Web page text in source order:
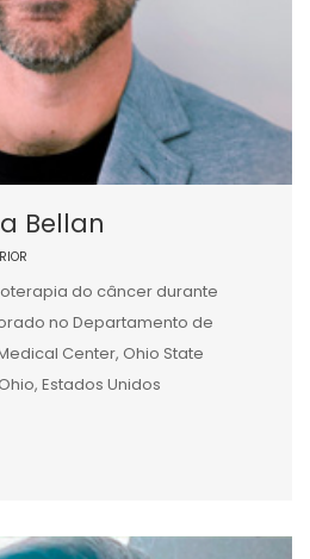
Bellan
do câncer durante
no Departamento de
Center, Ohio State
Estados Unidos